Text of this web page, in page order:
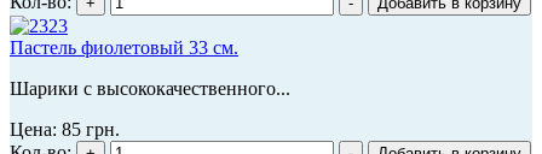
Пастель фиолетовый 33 см.
Шарики с высококачественного...
Цена: 85 грн.